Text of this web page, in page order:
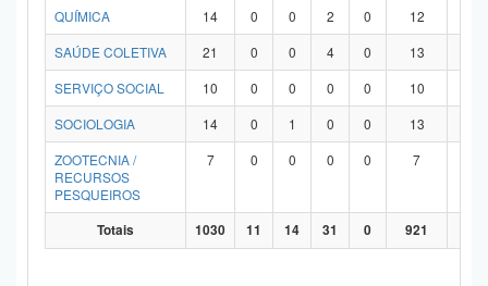
QUÍMICA
14 0 0 2 0 12
SAÚDE COLETIVA
21 0 0 4 0 13
SERVIÇO SOCIAL
10 0 0 0 0 10
SOCIOLOGIA
14 0 1 0 0 13
ZOOTECNIA /
RECURSOS
PESQUEIROS
7 0 0 0 0 7
Totais 1030 11 14 31 0 921